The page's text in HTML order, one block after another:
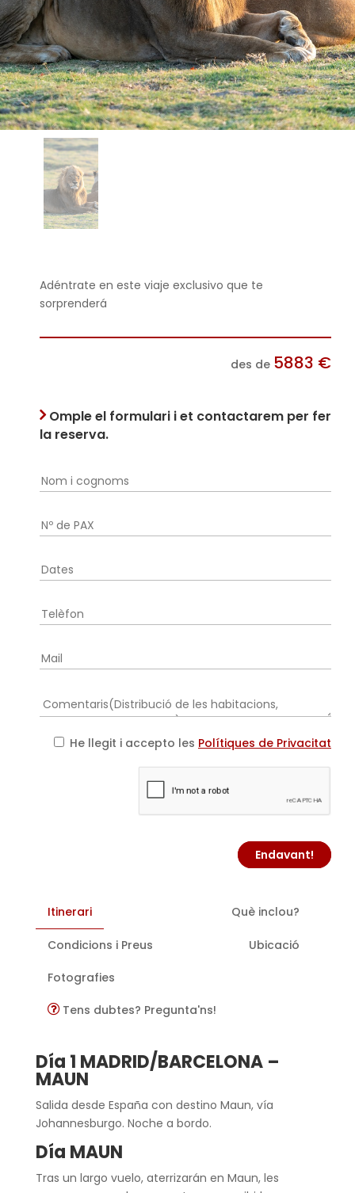
Adéntrate en este viaje exclusivo que te
sorprenderá
des de 5883 €
Omple el formulari i et contactarem per fer
la reserva.
He llegit i accepto les Polítiques de Privacitat
Endavant!
Itinerari Què inclou?
Condicions i Preus Ubicació
Fotografies
Tens dubtes? Pregunta'ns!
Día 1 MADRID/BARCELONA –
MAUN
Salida desde España con destino Maun, vía
Johannesburgo. Noche a bordo.
Día MAUN
Tras un largo vuelo, aterrizarán en Maun, les